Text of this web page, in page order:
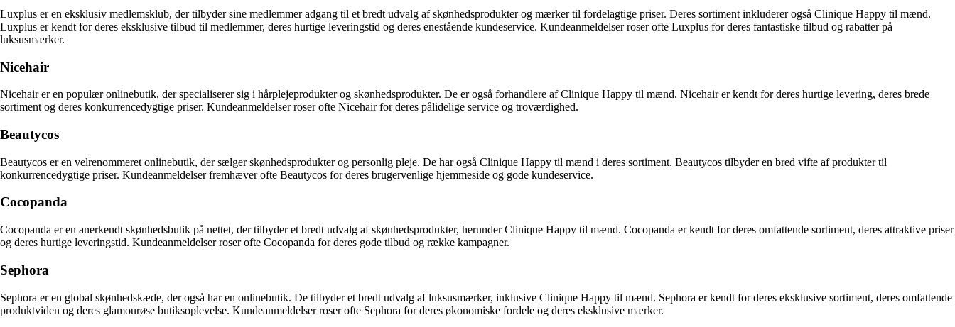
Luxplus er en eksklusiv medlemsklub, der tilbyder sine medlemmer adgang til et bredt udvalg af skønhedsprodukter og mærker til fordelagtige priser. Deres sortiment inkluderer også Clinique Happy til mænd.
Luxplus er kendt for deres eksklusive tilbud til medlemmer, deres hurtige leveringstid og deres enestående kundeservice. Kundeanmeldelser roser ofte Luxplus for deres fantastiske tilbud og rabatter på
luksusmærker.
Nicehair
Nicehair er en populær onlinebutik, der specialiserer sig i hårplejeprodukter og skønhedsprodukter. De er også forhandlere af Clinique Happy til mænd. Nicehair er kendt for deres hurtige levering, deres brede
sortiment og deres konkurrencedygtige priser. Kundeanmeldelser roser ofte Nicehair for deres pålidelige service og troværdighed.
Beautycos
Beautycos er en velrenommeret onlinebutik, der sælger skønhedsprodukter og personlig pleje. De har også Clinique Happy til mænd i deres sortiment. Beautycos tilbyder en bred vifte af produkter til
konkurrencedygtige priser. Kundeanmeldelser fremhæver ofte Beautycos for deres brugervenlige hjemmeside og gode kundeservice.
Cocopanda
Cocopanda er en anerkendt skønhedsbutik på nettet, der tilbyder et bredt udvalg af skønhedsprodukter, herunder Clinique Happy til mænd. Cocopanda er kendt for deres omfattende sortiment, deres attraktive priser
og deres hurtige leveringstid. Kundeanmeldelser roser ofte Cocopanda for deres gode tilbud og række kampagner.
Sephora
Sephora er en global skønhedskæde, der også har en onlinebutik. De tilbyder et bredt udvalg af luksusmærker, inklusive Clinique Happy til mænd. Sephora er kendt for deres eksklusive sortiment, deres omfattende
produktviden og deres glamourøse butiksoplevelse. Kundeanmeldelser roser ofte Sephora for deres økonomiske fordele og deres eksklusive mærker.